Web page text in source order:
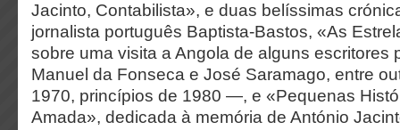
Jacinto, Contabilista», e duas belíssimas
jornalista português Baptista-Bastos, «As
sobre uma visita a Angola de alguns escritores
Manuel da Fonseca e José Saramago, entre
1970, princípios de 1980 —, e «Pequenas
Amada», dedicada à memória de António